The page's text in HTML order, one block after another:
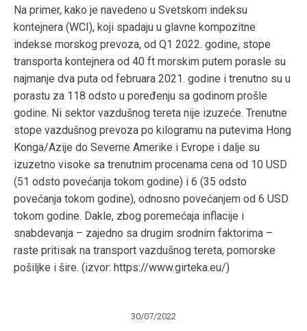
Na primer, kako je navedeno u Svetskom indeksu
kontejnera (WCI), koji spadaju u glavne kompozitne
indekse morskog prevoza, od Q1 2022. godine, stope
transporta kontejnera od 40 ft morskim putem porasle su
najmanje dva puta od februara 2021. godine i trenutno su u
porastu za 118 odsto u poređenju sa godinom prošle
godine. Ni sektor vazdušnog tereta nije izuzeće. Trenutne
stope vazdušnog prevoza po kilogramu na putevima Hong
Konga/Azije do Severne Amerike i Evrope i dalje su
izuzetno visoke sa trenutnim procenama cena od 10 USD
(51 odsto povećanja tokom godine) i 6 (35 odsto
povećanja tokom godine), odnosno povećanjem od 6 USD
tokom godine. Dakle, zbog poremećaja inflacije i
snabdevanja – zajedno sa drugim srodnim faktorima –
raste pritisak na transport vazdušnog tereta, pomorske
pošiljke i šire. (izvor: https://www.girteka.eu/)
30/07/2022